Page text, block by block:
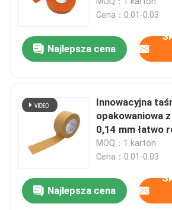
Cena：0.01-0.03
Najlepsza cena
Innowacyjna
opakowaniowa
0,14 mm łatwo
szerokość 60 mm
MOQ：1 karton
Cena：0.01-0.03
Najlepsza cena